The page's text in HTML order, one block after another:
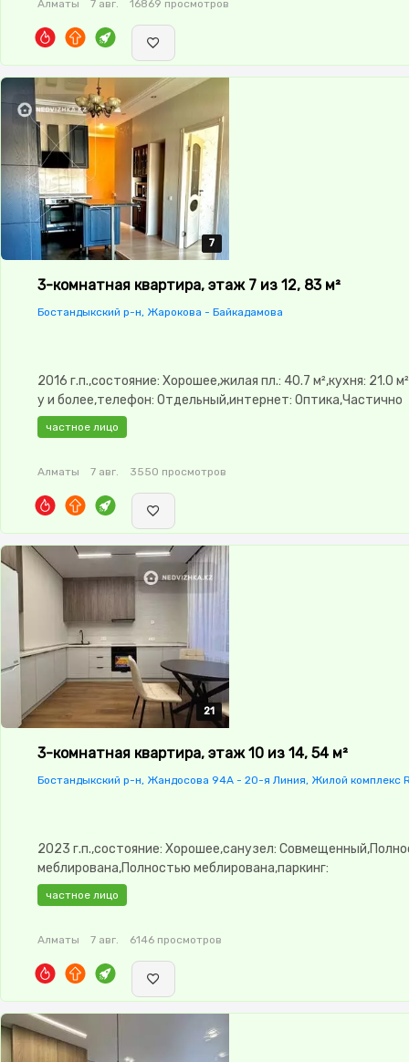
изолированы,Кухня-студия,Встроенная кухня,Новая
сантехника,Кладовка,Счётчики,Тихий двор,Кондиционер
Алматы 7 авг. 16869 просмотров
7
7
7
7
7
3-комнатная квартира, этаж 7 из 12, 83 м²
Бостандыкский р-н, Жарокова - Байкадамова
2016 г.п.,состояние: Хорошее,жилая пл.: 40.7 м²,кухня: 21.0
у и более,телефон: Отдельный,интернет: Оптика,Частично
меблирована,Частично меблирована,потолки: 3.0,паркинг:
Паркинг,Охрана,Домофон,Кодовый
изолированы,Кухня-студия,Встроенная кухня,Тихий
частное лицо
Алматы 7 авг. 3550 просмотров
21
21
21
21
21
3-комнатная квартира, этаж 10 из 14, 54 м²
Бостандыкский р-н, Жандосова 94А - 20-я Линия, Жилой комплекс
2023 г.п.,состояние: Хорошее,санузел:
меблирована,Полностью меблирована,паркинг:
Паркинг,Охрана,Улучшенная,Комнаты изолированы,Кухня-
студия,Встроенная кухня,Новая
частное лицо
Алматы 7 авг. 6146 просмотров